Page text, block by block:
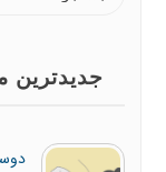
جدیدترین